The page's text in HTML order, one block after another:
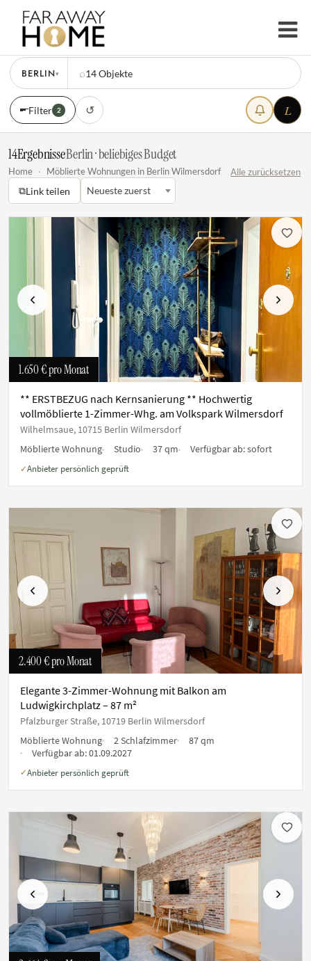
BERLIN▾ ⌕14Objekte
Filter 2 ↺ L
14Ergebnisse·Berlin · beliebiges Budget
Home · Möblierte Wohnungen in Berlin Wilmersdorf Alle zurücksetzen
⧉Link teilen Neueste zuerst
Vorherige Nächste
1.650 €pro Monat
** ERSTBEZUG nach Kernsanierung ** Hochwertig
vollmöblierte 1-Zimmer-Whg. am Volkspark Wilmersdorf
Wilhelmsaue, 10715 Berlin Wilmersdorf
Möblierte Wohnung
Studio 37 qm Verfügbar ab:sofort
✓Anbieter persönlich geprüft
Vorherige Nächste
2.400 €pro Monat
Elegante 3-Zimmer-Wohnung mit Balkon am
Ludwigkirchplatz – 87 m²
Pfalzburger Straße, 10719 Berlin Wilmersdorf
Möblierte Wohnung
2 Schlafzimmer
87 qm
Verfügbar ab:01.09.2027
✓Anbieter persönlich geprüft
Vorherige Nächste